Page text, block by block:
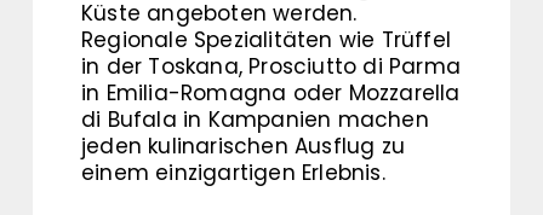
Küste angeboten werden.
Regionale Spezialitäten wie Trüffel
in der Toskana, Prosciutto di Parma
in Emilia-Romagna oder Mozzarella
di Bufala in Kampanien machen
jeden kulinarischen Ausflug zu
einem einzigartigen Erlebnis.